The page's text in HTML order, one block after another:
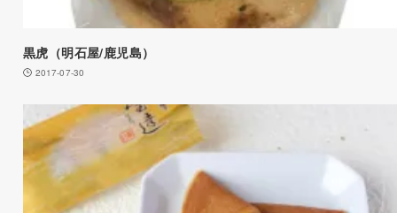
黒虎（明石屋/鹿児島）
2017-07-30